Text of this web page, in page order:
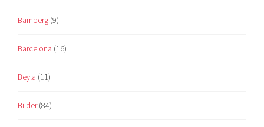
Bamberg (9)
Barcelona (16)
Beyla (11)
Bilder(84)